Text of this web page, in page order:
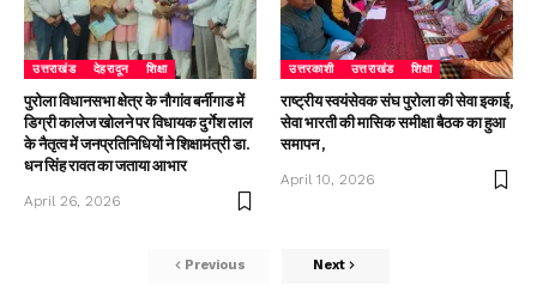
उत्तराखंड देहरादून शिक्षा
पुरोला विधानसभा क्षेत्र के नौगांव बर्नीगाड में
डिग्री कालेज खोलने पर विधायक दुर्गेश लाल
के नैतृत्व में जनप्रतिनिधियों ने शिक्षामंत्री डा.
धन सिंह रावत का जताया आभार
April 26, 2026
उत्तरकाशी उत्तराखंड शिक्षा
राष्ट्रीय स्वयंसेवक संघ पुरोला की सेवा इकाई,
सेवा भारती की मासिक समीक्षा बैठक का हुआ
समापन ,
April 10, 2026
Previous Next